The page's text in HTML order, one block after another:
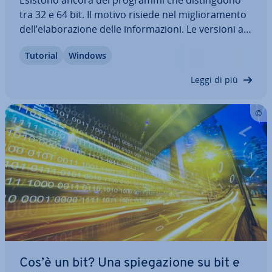
tra 32 e 64 bit. Il motivo risiede nel mi­glio­ra­men­to
dell’ela­bo­ra­zio­ne delle in­for­ma­zio­ni. Le versioni a
versioni a 32 bit. Leggete questo articolo per
Tutorial Windows
Leggi di più
Cos’è un bit? Una spie­ga­zio­ne su bit e